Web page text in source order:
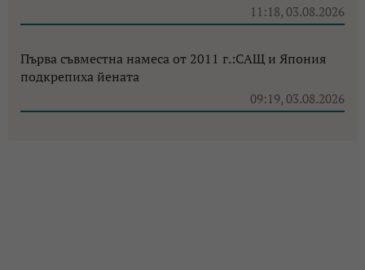
11:18, 03.08.2026
Първа съвместна намеса от 2011 г.:САЩ и Япония
подкрепиха йената
09:19, 03.08.2026